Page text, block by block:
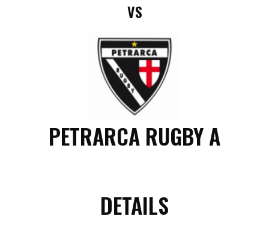
VS
PETRARCA RUGBY A
DETAILS